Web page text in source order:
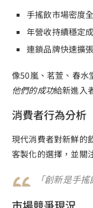
手搖飲市場密度
年營收持續穩定
連鎖品牌快速擴張
像50嵐、茗萱、春水
他們的成功給新進入
消費者行為分析
現代消費者對新鮮的
客製化的選擇，並關
「創新是手